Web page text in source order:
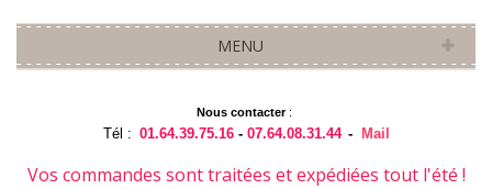
MENU
Nous contacter:
Tél : 01.64.39.75.16 -07.64.08.31.44 - Mail
Vos commandes sont traitées et expédiées tout l'été !